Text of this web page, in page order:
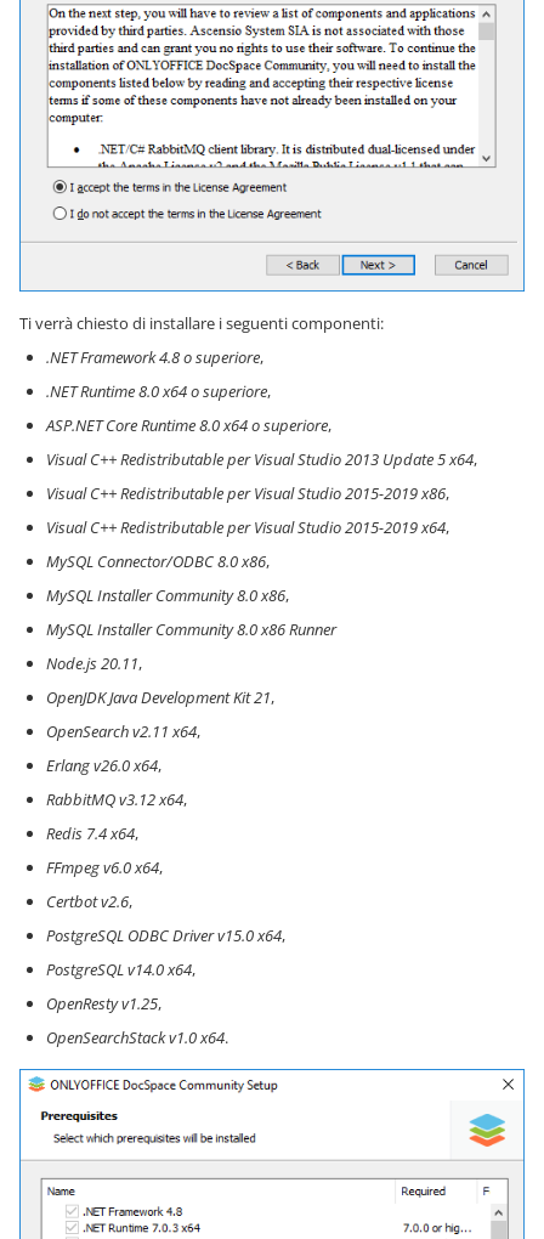
Ti verrà chiesto di installare i seguenti componenti:
.NET Framework 4.8 o superiore,
.NET Runtime 8.0 x64 o superiore,
ASP.NET Core Runtime 8.0 x64 o superiore,
Visual C++ Redistributable per Visual Studio 2013 Update 5 x64,
Visual C++ Redistributable per Visual Studio 2015-2019 x86,
Visual C++ Redistributable per Visual Studio 2015-2019 x64,
MySQL Connector/ODBC 8.0 x86,
MySQL Installer Community 8.0 x86,
MySQL Installer Community 8.0 x86 Runner
Node.js 20.11,
OpenJDK Java Development Kit 21,
OpenSearch v2.11 x64,
Erlang v26.0 x64,
RabbitMQ v3.12 x64,
Redis 7.4 x64,
FFmpeg v6.0 x64,
Certbot v2.6,
PostgreSQL ODBC Driver v15.0 x64,
PostgreSQL v14.0 x64,
OpenResty v1.25,
OpenSearchStack v1.0 x64.